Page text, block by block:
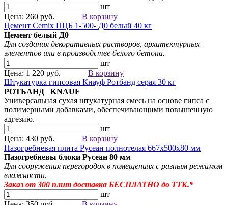
шт
Цена: 260 руб.
В корзину
Цемент Cemix ПЦБ 1-500- Д0 белый 40 кг
Цемент белый Д0
Для создания декоративных растворов , архитектурных
элементов или в производстве белого бетона.
шт
Цена: 1 220 руб.
В корзину
Штукатурка гипсовая Кнауф Ротбанд серая 30 кг
РОТБАНД KNAUF
Универсальная сухая штукатурная смесь на основе гипса с
полимерными добавками, обеспечивающими повышенную
адгезию.
шт
Цена: 430 руб.
В корзину
Пазогребневая плита Русеан полнотелая 667х500х80 мм
Пазогребневы блоки Русеан 80 мм
Для сооружения перегородок в помещениях с разным режимом
влажности.
Заказ от 300 плит доставка БЕСПЛАТНО до ТТК.*
шт